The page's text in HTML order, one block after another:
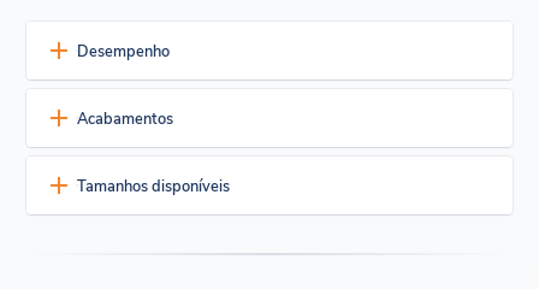
Desempenho
Versatilidade excepcional
Alta capacidade de movimento
Acabamentos
Actualmente disponível em 4 cores padrão.
Branco Preto Cinzento Alumínio
Tamanhos disponíveis